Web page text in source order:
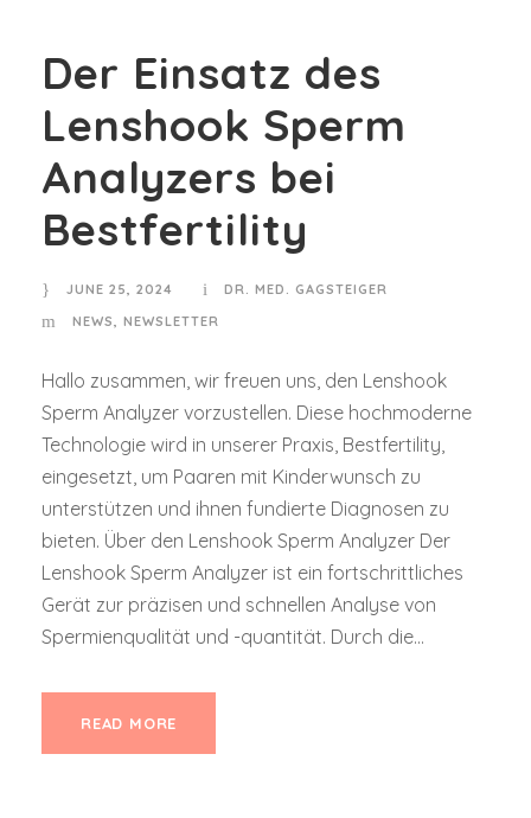
Der Einsatz des
Lenshook Sperm
Analyzers bei
Bestfertility
JUNE 25, 2024
DR. MED. GAGSTEIGER
NEWS
NEWSLETTER
Hallo zusammen, wir freuen uns, den Lenshook
Sperm Analyzer vorzustellen. Diese hochmoderne
Technologie wird in unserer Praxis, Bestfertility,
eingesetzt, um Paaren mit Kinderwunsch zu
unterstützen und ihnen fundierte Diagnosen zu
bieten. Über den Lenshook Sperm Analyzer Der
Lenshook Sperm Analyzer ist ein fortschrittliches
Gerät zur präzisen und schnellen Analyse von
Spermienqualität und -quantität. Durch die...
READ MORE